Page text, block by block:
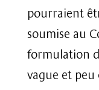
pourraient
soumise au
formulation
vague et